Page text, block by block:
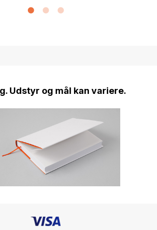
Udstyr og mål kan variere.